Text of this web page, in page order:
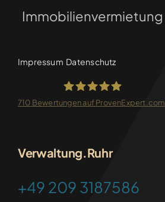
Immobilienvermietung
Impressum Datenschutz
710 Bewertungen auf ProvenExpert.com
Verwaltung.Ruhr
+49 209 3187586